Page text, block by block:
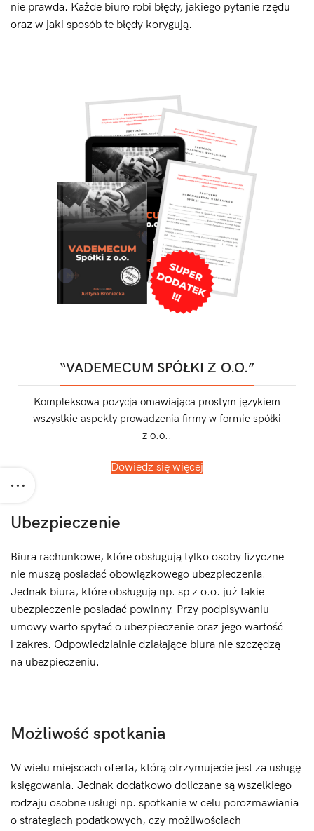
nie prawda. Każde biuro robi błędy, jakiego pytanie rzędu
oraz w jaki sposób te błędy korygują.
“VADEMECUM SPÓŁKI Z O.O.”
Kompleksowa pozycja omawiająca prostym językiem
wszystkie aspekty prowadzenia firmy w formie spółki
z o.o..
Dowiedz się więcej
Ubezpieczenie
Biura rachunkowe, które obsługują tylko osoby fizyczne
nie muszą posiadać obowiązkowego ubezpieczenia.
Jednak biura, które obsługują np. sp z o.o. już takie
ubezpieczenie posiadać powinny. Przy podpisywaniu
umowy warto spytać o ubezpieczenie oraz jego wartość
i zakres. Odpowiedzialnie działające biura nie szczędzą
na ubezpieczeniu.
Możliwość spotkania
W wielu miejscach oferta, którą otrzymujecie jest za usługę
księgowania. Jednak dodatkowo doliczane są wszelkiego
rodzaju osobne usługi np. spotkanie w celu porozmawiania
o strategiach podatkowych, czy możliwościach